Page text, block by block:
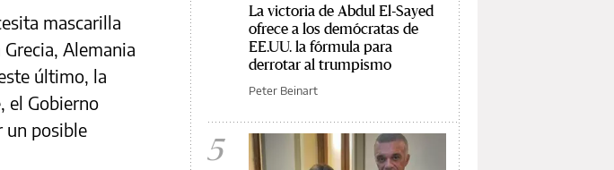
mascarilla
Alemania
último, la
el Gobierno
un posible
La victoria de Abdul El-Sayed
ofrece a los demócratas de
EE.UU. la fórmula para
derrotar al trumpismo
Peter Beinart
5